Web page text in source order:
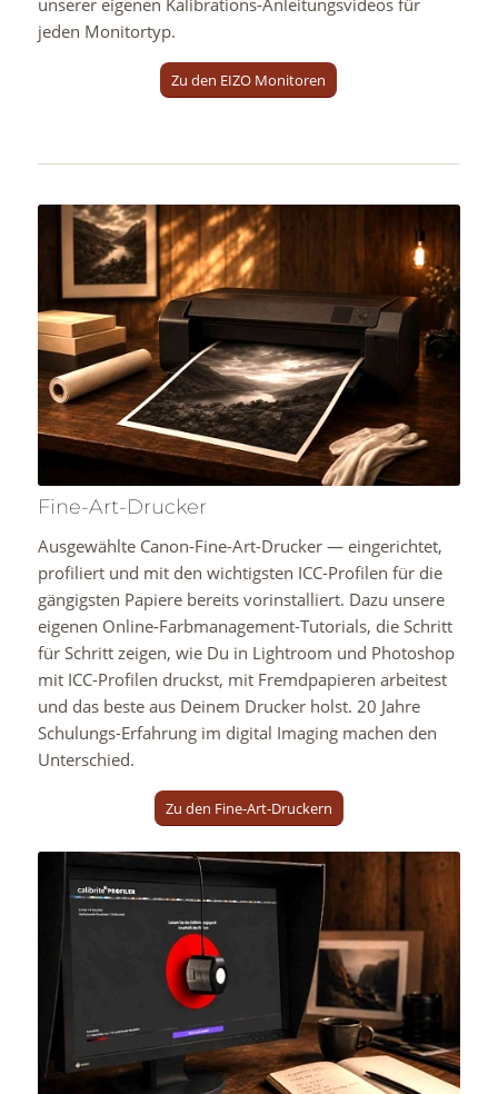
jeden Monitortyp.
Zu den EIZO Monitoren
Fine-Art-Drucker
Ausgewählte Canon-Fine-Art-Drucker — eingerichtet,
profiliert und mit den wichtigsten ICC-Profilen für die
gängigsten Papiere bereits vorinstalliert. Dazu unsere
eigenen Online-Farbmanagement-Tutorials, die Schritt
für Schritt zeigen, wie Du in Lightroom und Photoshop
mit ICC-Profilen druckst, mit Fremdpapieren arbeitest
und das beste aus Deinem Drucker holst. 20 Jahre
Schulungs-Erfahrung im digital Imaging machen den
Unterschied.
Zu den Fine-Art-Druckern